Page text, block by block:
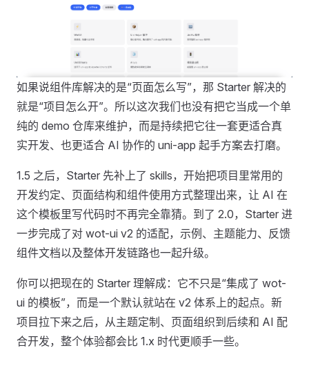
如果说组件库解决的是“页面怎么写”，那 Starter 解决的
就是“项目怎么开”。所以这次我们也没有把它当成一个单
纯的 demo 仓库来维护，而是持续把它往一套更适合真
实开发、也更适合 AI 协作的 uni-app 起手方案去打磨。
1.5 之后，Starter 先补上了 skills，开始把项目里常用的
开发约定、页面结构和组件使用方式整理出来，让 AI 在
这个模板里写代码时不再完全靠猜。到了 2.0，Starter 进
一步完成了对 wot-ui v2 的适配，示例、主题能力、反馈
组件文档以及整体开发链路也一起升级。
你可以把现在的 Starter 理解成：它不只是“集成了 wot-
ui 的模板”，而是一个默认就站在 v2 体系上的起点。新
项目拉下来之后，从主题定制、页面组织到后续和 AI 配
合开发，整个体验都会比 1.x 时代更顺手一些。